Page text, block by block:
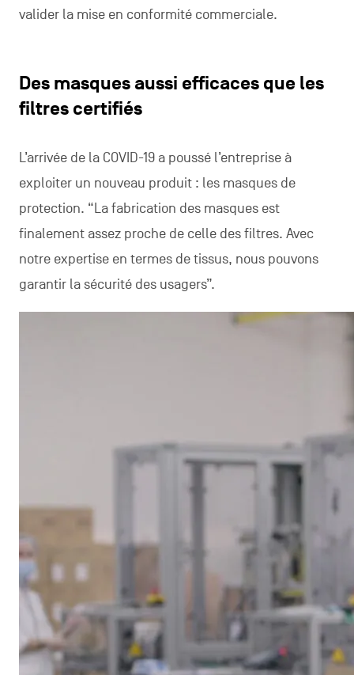
valider la mise en conformité commerciale.
Des masques aussi efficaces que les
filtres certifiés
L’arrivée de la COVID-19 a poussé l’entreprise à
exploiter un nouveau produit : les masques de
protection. “La fabrication des masques est
finalement assez proche de celle des filtres. Avec
notre expertise en termes de tissus, nous pouvons
garantir la sécurité des usagers”.